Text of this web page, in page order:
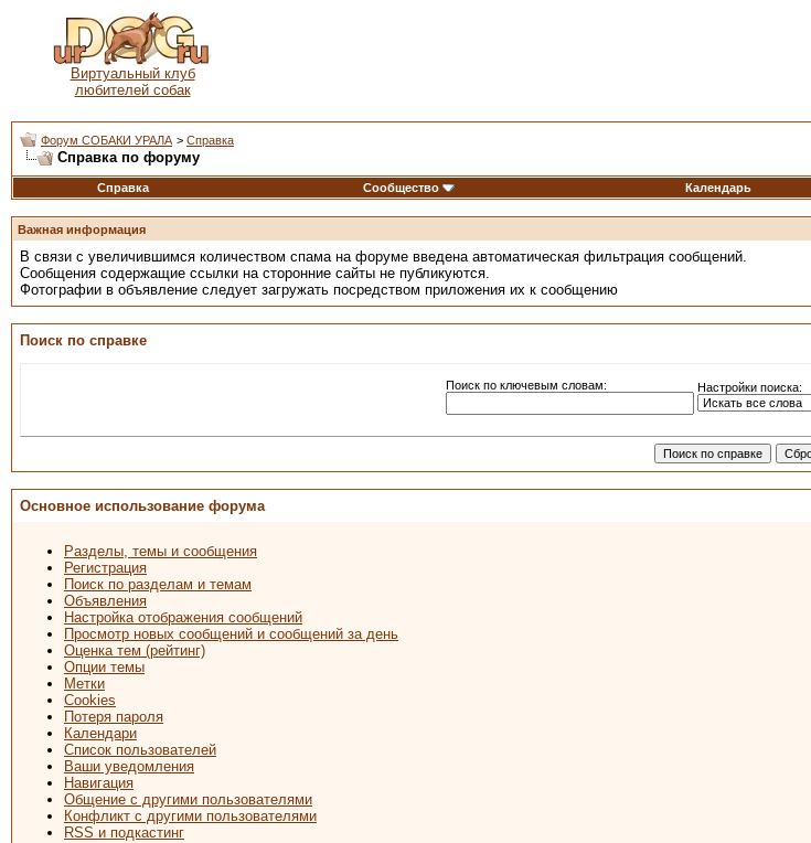
Виртуальный клуб
любителей собак
Форум СОБАКИ УРАЛА > Справка
Справка по форуму
Справка
Сообщество Календарь
Важная информация
В связи с увеличившимся количеством спама на форуме введена автоматическая фильтрация сообщений.
Сообщения содержащие ссылки на сторонние сайты не публикуются.
Фотографии в объявление следует загружать посредством приложения их к сообщению
Поиск по справке
Поиск по ключевым словам: Настройки поиска:
Основное использование форума
Разделы, темы и сообщения
Регистрация
Поиск по разделам и темам
Объявления
Настройка отображения сообщений
Просмотр новых сообщений и сообщений за день
Оценка тем (рейтинг)
Опции темы
Метки
Cookies
Потеря пароля
Календари
Список пользователей
Ваши уведомления
Навигация
Общение с другими пользователями
Конфликт с другими пользователями
RSS и подкастинг